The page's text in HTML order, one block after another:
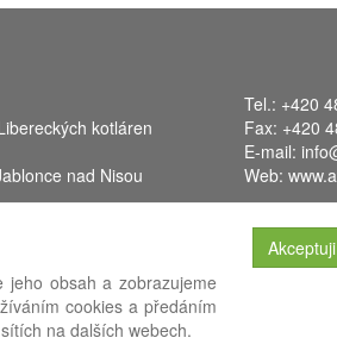
kotláren
nad Nisou
Tel.: +420
Fax: +420
E-mail:
Web:
systémFLORES
jeho obsah a zobrazujeme
cookies a předáním
na dalších webech.
Akceptuji